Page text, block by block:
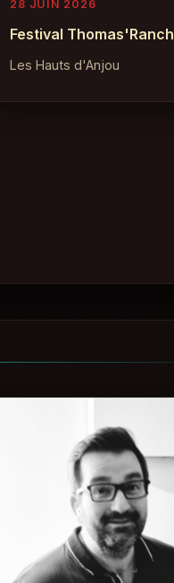
28 JUIN 2026
Festival Thomas'Ranch
Les Hauts d'Anjou